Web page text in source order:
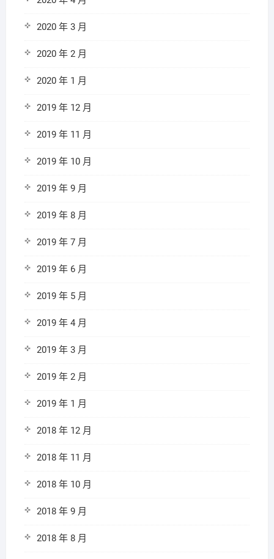
2020 年 3 月
2020 年 2 月
2020 年 1 月
2019 年 12 月
2019 年 11 月
2019 年 10 月
2019 年 9 月
2019 年 8 月
2019 年 7 月
2019 年 6 月
2019 年 5 月
2019 年 4 月
2019 年 3 月
2019 年 2 月
2019 年 1 月
2018 年 12 月
2018 年 11 月
2018 年 10 月
2018 年 9 月
2018 年 8 月